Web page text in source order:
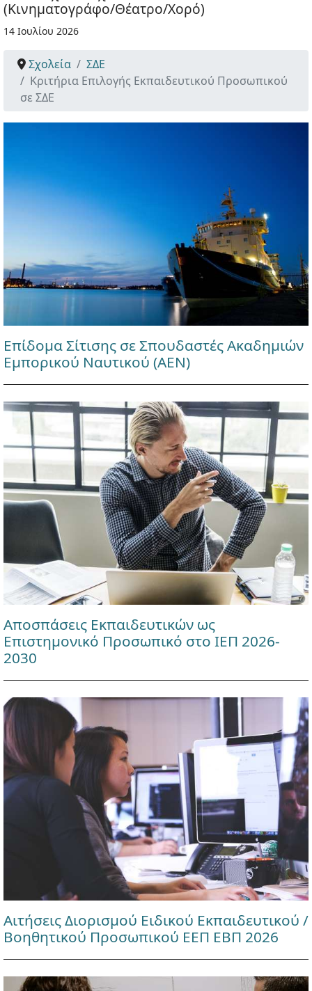
(Κινηματογράφο/Θέατρο/Χορό)
14 Ιουλίου 2026
Σχολεία
ΣΔΕ
Κριτήρια Επιλογής Εκπαιδευτικού Προσωπικού
σε ΣΔΕ
Επίδομα Σίτισης σε Σπουδαστές Ακαδημιών
Εμπορικού Ναυτικού (ΑΕΝ)
Αποσπάσεις Εκπαιδευτικών ως
Επιστημονικό Προσωπικό στο ΙΕΠ 2026-
2030
Αιτήσεις Διορισμού Ειδικού Εκπαιδευτικού /
Βοηθητικού Προσωπικού ΕΕΠ ΕΒΠ 2026